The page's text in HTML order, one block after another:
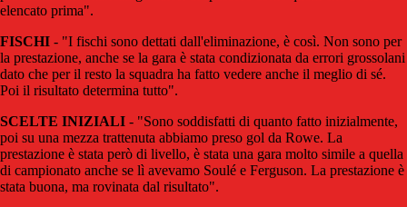
elencato prima".
FISCHI - "I fischi sono dettati dall'eliminazione, è così. Non sono per
la prestazione, anche se la gara è stata condizionata da errori grossolani
dato che per il resto la squadra ha fatto vedere anche il meglio di sé.
Poi il risultato determina tutto".
SCELTE INIZIALI - "Sono soddisfatti di quanto fatto inizialmente,
poi su una mezza trattenuta abbiamo preso gol da Rowe. La
prestazione è stata però di livello, è stata una gara molto simile a quella
di campionato anche se lì avevamo Soulé e Ferguson. La prestazione è
stata buona, ma rovinata dal risultato".